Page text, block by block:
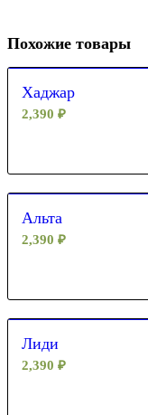
Похожие товары
Хаджар
2,390 ₽
Альта
2,390 ₽
Лиди
2,390 ₽